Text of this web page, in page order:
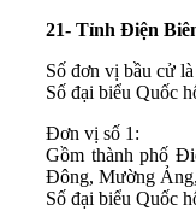
21- Tỉnh Điện
Số đơn vị bầu cử
Số đại biểu Quốc
Đơn vị số 1:
Gồm thành phố
Đông, Mường
Số đại biểu Quốc